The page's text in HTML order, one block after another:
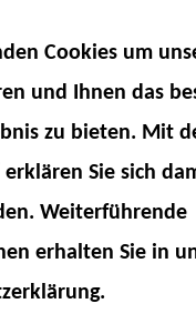
5
Achsen
Cookies um
und Ihnen das
zu bieten. Mit
erklären Sie sich
Weiterführende
erhalten Sie in